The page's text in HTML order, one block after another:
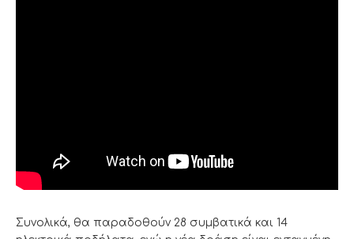
Συνολικά, θα παραδοθούν 28 συμβατικά και 14